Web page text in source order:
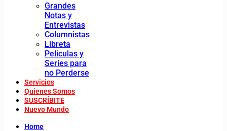
Grandes
Notas y
Entrevistas
Columnistas
Libreta
Peliculas y
Series para
no Perderse
Servicios
Quienes Somos
SUSCRÍBITE
Nuevo Mundo
Home